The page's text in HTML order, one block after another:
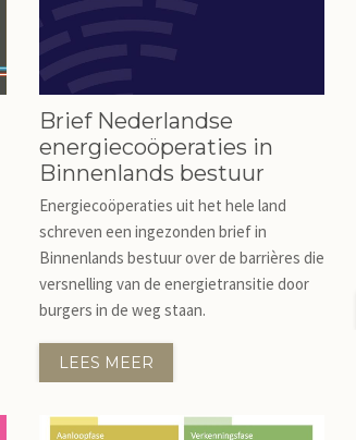
Brief Nederlandse
energiecoöperaties in
Binnenlands bestuur
Energiecoöperaties uit het hele land
schreven een ingezonden brief in
Binnenlands bestuur over de barrières die
versnelling van de energietransitie door
burgers in de weg staan.
LEES MEER